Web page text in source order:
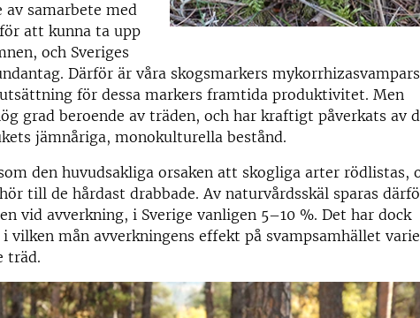
av samarbete med
att kunna ta upp
och Sveriges
Därför är våra skogsmarkers mykorrhizasvampars
för dessa markers framtida produktivitet. Men
grad beroende av träden, och har kraftigt påverkats av
jämnåriga, monokulturella bestånd.
den huvudsakliga orsaken att skogliga arter rödlistas,
till de hårdast drabbade. Av naturvårdsskäl sparas
vid avverkning, i Sverige vanligen 5–10 %. Det har dock
vilken mån avverkningens effekt på svampsamhället
träd.